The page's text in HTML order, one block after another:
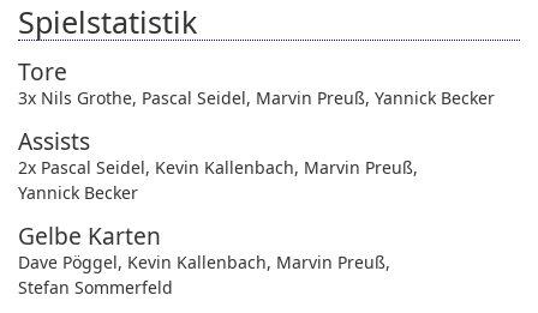
Spielstatistik
Tore
3x Nils Grothe, Pascal Seidel, Marvin Preuß, Yannick Becker
Assists
2x Pascal Seidel, Kevin Kallenbach, Marvin Preuß,
Yannick Becker
Gelbe Karten
Dave Pöggel, Kevin Kallenbach, Marvin Preuß,
Stefan Sommerfeld